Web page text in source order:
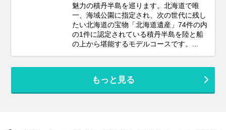
魅力の積丹半島を巡ります。北海道で唯
一、海域公園に指定され、次の世代に残し
たい北海道の宝物「北海道遺産」74件の内
の1件に認定されている積丹半島を陸と船
の上から堪能するモデルコースです。...
もっと見る